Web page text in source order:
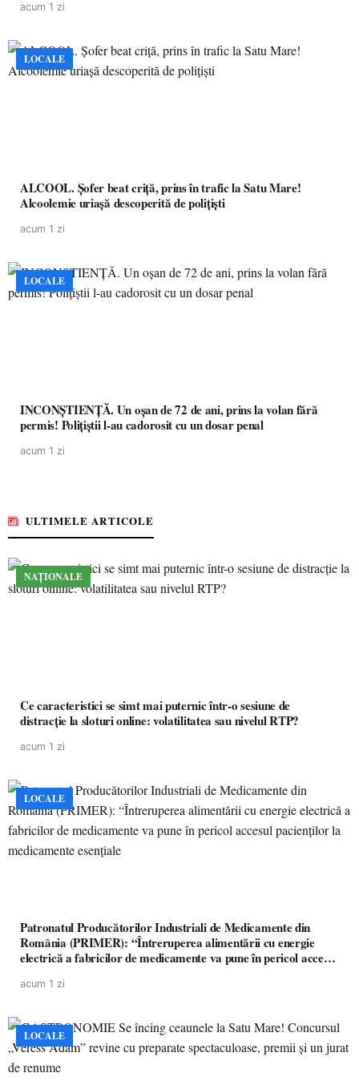
acum 1 zi
LOCALE
ALCOOL. Șofer beat criță, prins în trafic la Satu Mare!
Alcoolemie uriașă descoperită de polițiști
acum 1 zi
LOCALE
INCONȘTIENȚĂ. Un oșan de 72 de ani, prins la volan fără
permis! Polițiștii l-au cadorosit cu un dosar penal
acum 1 zi
ULTIMELE ARTICOLE
NAȚIONALE
Ce caracteristici se simt mai puternic într-o sesiune de
distracție la sloturi online: volatilitatea sau nivelul RTP?
acum 1 zi
LOCALE
Patronatul Producătorilor Industriali de Medicamente din
România (PRIMER): “Întreruperea alimentării cu energie
electrică a fabricilor de medicamente va pune în pericol accesul
acum 1 zi
LOCALE